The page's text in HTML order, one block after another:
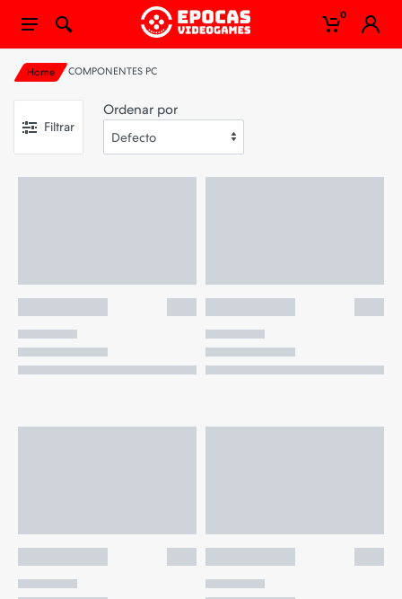
0
Home COMPONENTES PC
Filtrar
Ordenar por